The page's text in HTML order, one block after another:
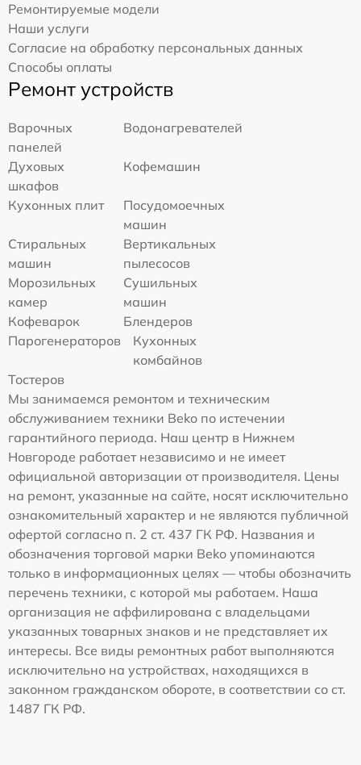
Ремонтируемые модели
Наши услуги
Согласие на обработку персональных данных
Способы оплаты
Ремонт устройств
Варочных
панелей
Водонагревателей
Духовых
шкафов
Кофемашин
Кухонных плит
Посудомоечных
машин
Стиральных
машин
Вертикальных
пылесосов
Морозильных
камер
Сушильных
машин
Кофеварок
Блендеров
Парогенераторов
Кухонных
комбайнов
Тостеров
Мы занимаемся ремонтом и техническим
обслуживанием техники Beko по истечении
гарантийного периода. Наш центр в Нижнем
Новгороде работает независимо и не имеет
официальной авторизации от производителя. Цены
на ремонт, указанные на сайте, носят исключительно
ознакомительный характер и не являются публичной
офертой согласно п. 2 ст. 437 ГК РФ. Названия и
обозначения торговой марки Beko упоминаются
только в информационных целях — чтобы обозначить
перечень техники, с которой мы работаем. Наша
организация не аффилирована с владельцами
указанных товарных знаков и не представляет их
интересы. Все виды ремонтных работ выполняются
исключительно на устройствах, находящихся в
законном гражданском обороте, в соответствии со ст.
1487 ГК РФ.